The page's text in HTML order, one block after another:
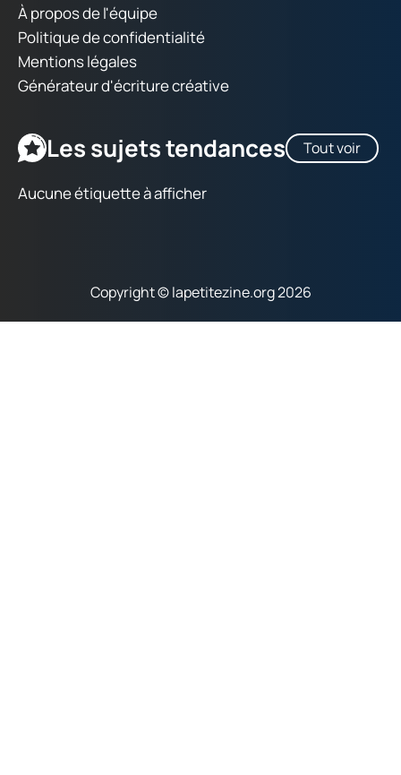
À propos de l'équipe
Politique de confidentialité
Mentions légales
Générateur d'écriture créative
Les sujets tendances Tout voir
Aucune étiquette à afficher
Copyright © lapetitezine.org 2026